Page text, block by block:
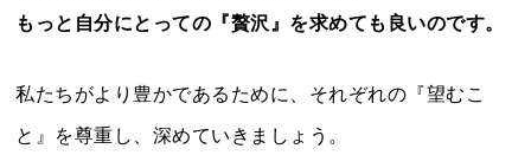
もっと自分にとっての『贅沢』を求めても良いのです。
私たちがより豊かであるために、それぞれの『望むこ
と』を尊重し、深めていきましょう。